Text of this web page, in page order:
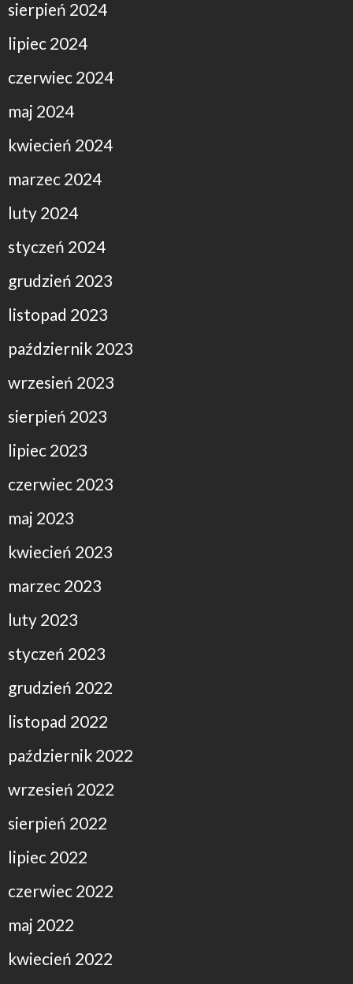
sierpień 2024
lipiec 2024
czerwiec 2024
maj 2024
kwiecień 2024
marzec 2024
luty 2024
styczeń 2024
grudzień 2023
listopad 2023
październik 2023
wrzesień 2023
sierpień 2023
lipiec 2023
czerwiec 2023
maj 2023
kwiecień 2023
marzec 2023
luty 2023
styczeń 2023
grudzień 2022
listopad 2022
październik 2022
wrzesień 2022
sierpień 2022
lipiec 2022
czerwiec 2022
maj 2022
kwiecień 2022